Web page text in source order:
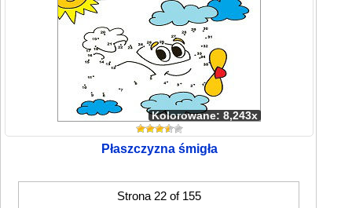
Kolorowane: 8,243x
Płaszczyzna śmigła
Strona 22 of 155